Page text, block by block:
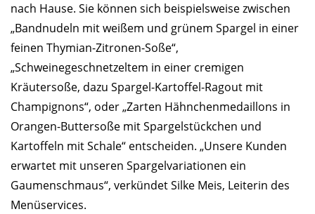
nach Hause. Sie können sich beispielsweise zwischen
„Bandnudeln mit weißem und grünem Spargel in einer
feinen Thymian-Zitronen-Soße“,
„Schweinegeschnetzeltem in einer cremigen
Kräutersoße, dazu Spargel-Kartoffel-Ragout mit
Champignons“, oder „Zarten Hähnchenmedaillons in
Orangen-Buttersoße mit Spargelstückchen und
Kartoffeln mit Schale“ entscheiden. „Unsere Kunden
erwartet mit unseren Spargelvariationen ein
Gaumenschmaus“, verkündet Silke Meis, Leiterin des
Menüservices.